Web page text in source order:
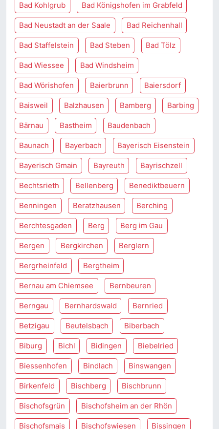
Bad Kohlgrub Bad Königshofen im Grabfeld
Bad Neustadt an der Saale Bad Reichenhall
Bad Staffelstein Bad Steben Bad Tölz
Bad Wiessee Bad Windsheim
Bad Wörishofen Baierbrunn Baiersdorf
Baisweil Balzhausen Bamberg Barbing
Bärnau Bastheim Baudenbach
Baunach Bayerbach Bayerisch Eisenstein
Bayerisch Gmain Bayreuth Bayrischzell
Bechtsrieth Bellenberg Benediktbeuern
Benningen Beratzhausen Berching
Berchtesgaden Berg Berg im Gau
Bergen Bergkirchen Berglern
Bergrheinfeld Bergtheim
Bernau am Chiemsee Bernbeuren
Berngau Bernhardswald Bernried
Betzigau Beutelsbach Biberbach
Biburg Bichl Bidingen Biebelried
Biessenhofen Bindlach Binswangen
Birkenfeld Bischberg Bischbrunn
Bischofsgrün Bischofsheim an der Rhön
Bischofsmais Bischofswiesen Bissingen